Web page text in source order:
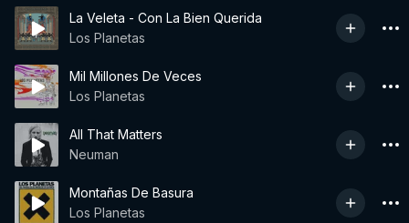
La Veleta - Con La Bien Querida
Los Planetas
Mil Millones De Veces
Los Planetas
All That Matters
Neuman
Montañas De Basura
Los Planetas